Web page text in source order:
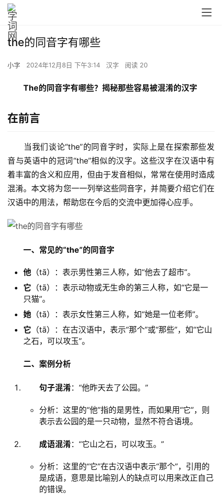
the的同音字有哪些
小字 2024年12月8日 下午3:14 汉字 阅读 20
The的同音字有哪些？揭秘那些容易被混淆的汉字
在前言
当我们谈论“the”的同音字时，实际上是在探索那些发
音与英语中的冠词“the”相似的汉字。这些汉字在汉语中有
着丰富的含义和应用，但由于发音相似，常常在使用时造成
混淆。本文将为您一一列举这些同音字，并简要介绍它们在
汉语中的用法，帮助您在今后的交流中更加得心应手。
一、常见的“the”的同音字
他 （tā）：表示男性第三人称，如“他去了超市”。
它 （tā）：表示动物或无生命的第三人称，如“它是一
只猫”。
她 （tā）：表示女性第三人称，如“她是一位老师”。
它 （tā）：在古汉语中，表示“那个”或“那些”，如“它山
之石，可以攻玉”。
二、案例分析
句子混淆：“他昨天去了公园。”
分析：这里的“他”指的是男性，而如果用“它”，则
表示去公园的是一只动物，显然不符合语境。
成语混淆：“它山之石，可以攻玉。”
分析：这里的“它”在古汉语中表示“那个”，引用的
是成语，意思是比喻别人的缺点可以用来改正自己
的错误。